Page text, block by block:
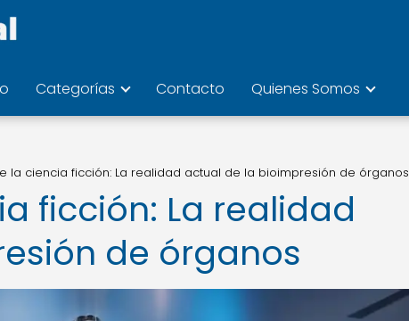
Categorías Contacto Quienes Somos
la ciencia ficción: La realidad actual de la bioimpresión de órganos
ficción: La realidad
de órganos